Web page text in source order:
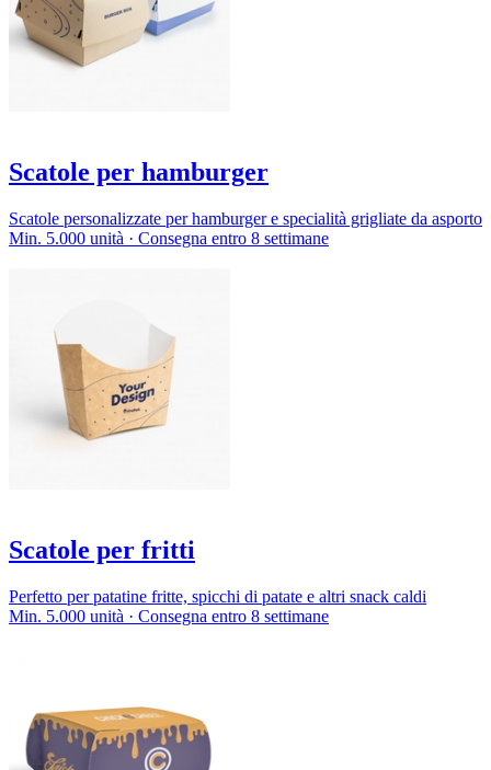
Scatole per hamburger
Scatole personalizzate per hamburger e specialità grigliate da asporto
Min. 5.000 unità · Consegna entro 8 settimane
Scatole per fritti
Perfetto per patatine fritte, spicchi di patate e altri snack caldi
Min. 5.000 unità · Consegna entro 8 settimane